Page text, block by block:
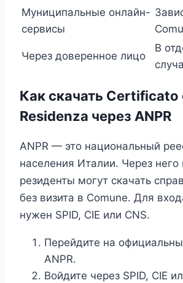
Муниципальные онлайн-
сервисы
Через доверенное лицо
В
Как скачать Certificato
Residenza через ANPR
ANPR — это национальный
населения Италии. Через него
резиденты могут скачать
без визита в Comune. Для
нужен SPID, CIE или CNS.
Перейдите на
ANPR.
Войдите через SPID, CIE